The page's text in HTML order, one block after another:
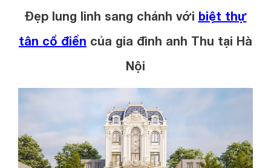
Đẹp lung linh sang chảnh với biệt thự
tân cổ điển của gia đình anh Thu tại Hà
Nội